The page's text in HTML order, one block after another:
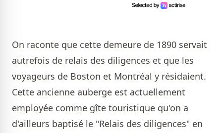
On raconte que cette demeure de 1890 servait
autrefois de relais des diligences et que les
voyageurs de Boston et Montréal y résidaient.
Cette ancienne auberge est actuellement
employée comme gîte touristique qu'on a
d'ailleurs baptisé le "Relais des diligences" en